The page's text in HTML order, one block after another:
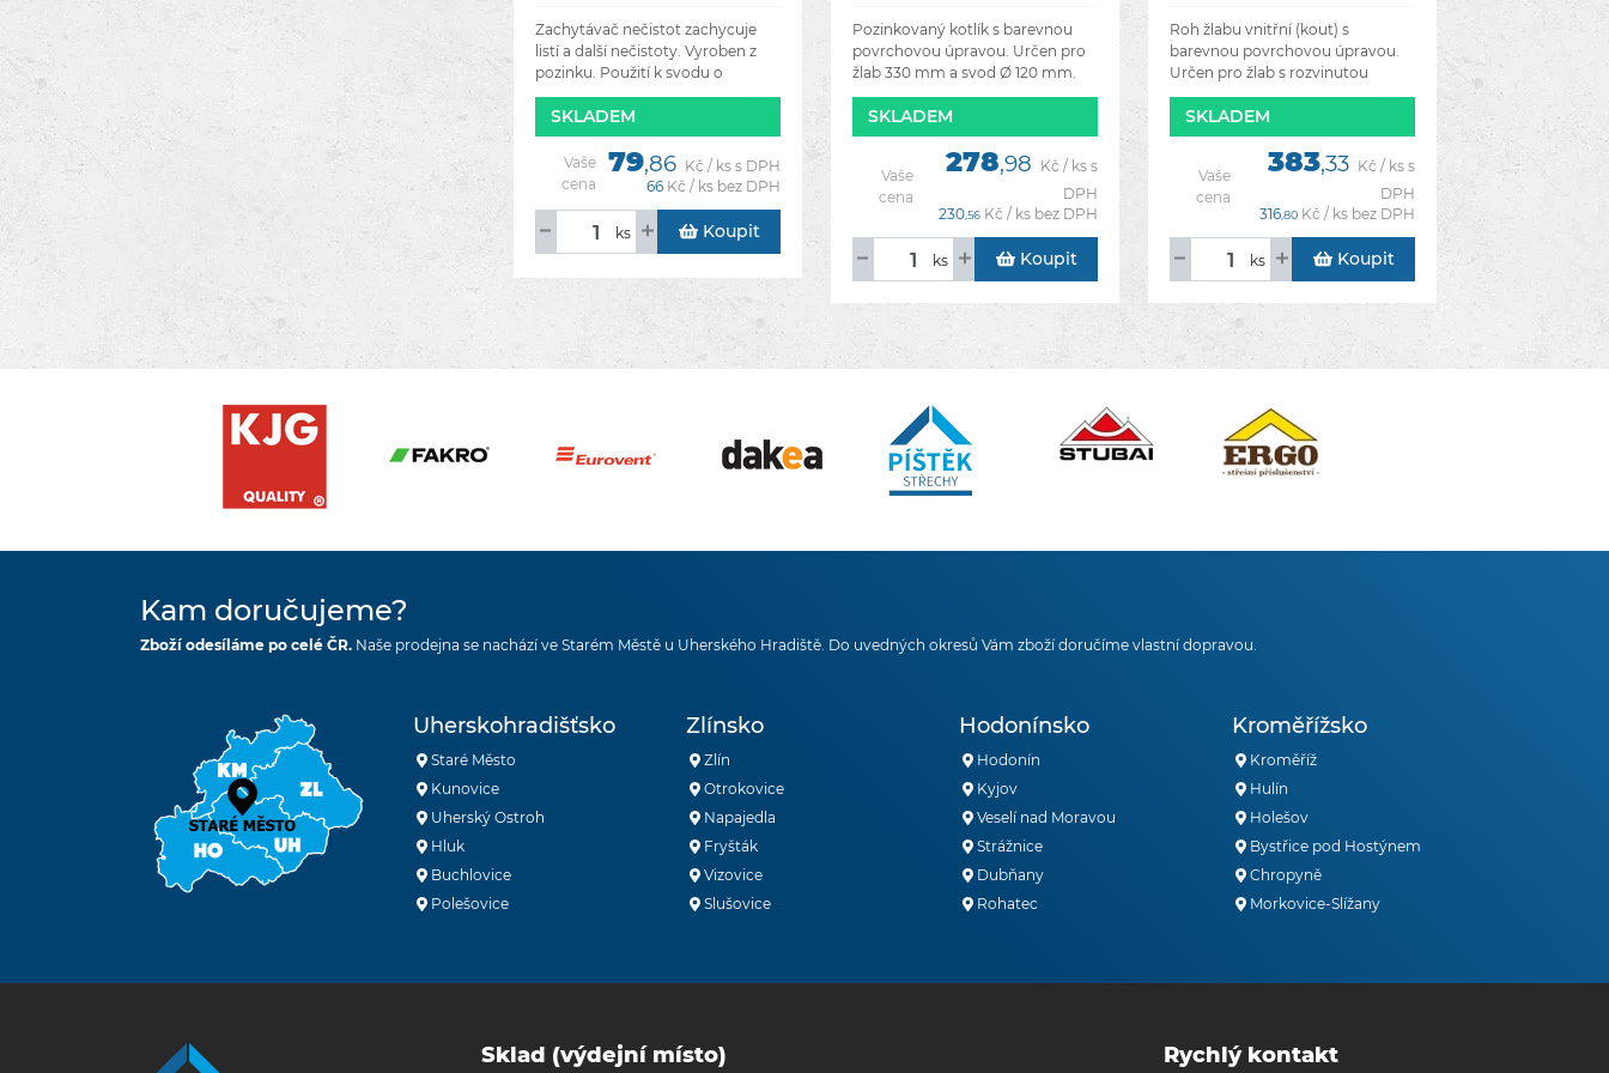
Zachytávač nečistot zachycuje
listí a další nečistoty. Vyroben z
pozinku. Použití k svodu o
průměru 100.
SKLADEM
Vaše
cena
79,86 Kč / ks s DPH
66 Kč / ks bez DPH
ks Koupit
Pozinkovaný kotlík s barevnou
povrchovou úpravou. Určen pro
žlab 330 mm a svod Ø 120 mm.
SKLADEM
Vaše
cena
278,98 Kč / ks s
DPH
230,56 Kč / ks bez DPH
ks Koupit
hnědá
Roh žlabu vnitřní (kout) s
barevnou povrchovou úpravou.
Určen pro žlab s rozvinutou
šířkou 250 mm.
SKLADEM
Vaše
cena
383,33 Kč / ks s
DPH
316,80 Kč / ks bez DPH
ks Koupit
Kam doručujeme?
Zboží odesíláme po celé ČR. Naše prodejna se nachází ve Starém Městě u Uherského Hradiště. Do uvedných okresů Vám zboží doručíme vlastní dopravou.
Uherskohradišťsko
Staré Město
Kunovice
Uherský Ostroh
Hluk
Buchlovice
Polešovice
Zlínsko
Zlín
Otrokovice
Napajedla
Fryšták
Vizovice
Slušovice
Hodonínsko
Hodonín
Kyjov
Veselí nad Moravou
Strážnice
Dubňany
Rohatec
Kroměřížsko
Kroměříž
Hulín
Holešov
Bystřice pod Hostýnem
Chropyně
Morkovice-Slížany
Sklad (výdejní místo) Rychlý kontakt